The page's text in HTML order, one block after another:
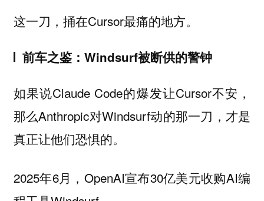
这一刀，捅在Cursor最痛的地方。
前车之鉴：Windsurf被断供的警钟
如果说Claude Code的爆发让Cursor不安，
那么Anthropic对Windsurf动的那一刀，才是
真正让他们恐惧的。
2025年6月，OpenAI宣布30亿美元收购AI编